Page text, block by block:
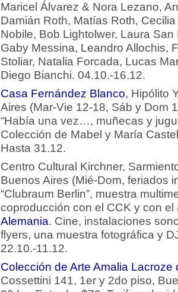
Maricel Álvarez & Nora Lezano,
Damián Roth, Matías Roth,
Nobile, Bob Lightolwer, Laura
Gaby Messina, Leandro Allochis,
Stoliar, Natalia Forcada, Lucas
Diego Bianchi. 04.10.-16.12.
Casa Fernández Blanco, Hipólito
Aires (Mar-Vie 12-18, Sáb y Dom
“Había una vez…, muñecas y
Colección de Mabel y María
Hasta 31.12.
Centro Cultural Kirchner,
Buenos Aires (Mié-Dom, feriados
“Clubraum Berlin”, muestra
coproducción con el CCK y con
Alemania. Cine, instalaciones
flyers, una muestra fotográfica y
22.10.-11.12.
Colección de Arte Amalia Lacroze
Cossettini 141, 1er y 2do piso,